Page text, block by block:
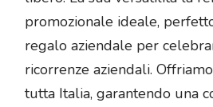
promozionale ideale,
regalo aziendale per
ricorrenze aziendali.
tutta Italia, garantendo una